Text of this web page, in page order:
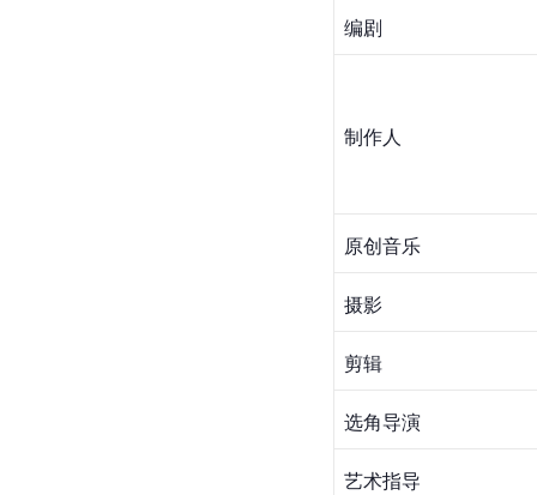
编剧
制作人
原创音乐
摄影
剪辑
选角导演
艺术指导